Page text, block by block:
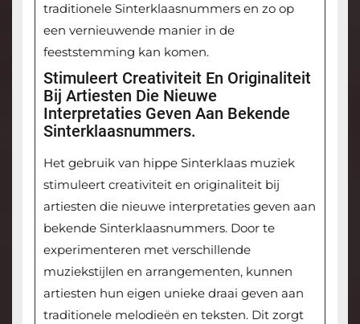
traditionele Sinterklaasnummers en zo op
een vernieuwende manier in de
feeststemming kan komen.
Stimuleert Creativiteit En Originaliteit
Bij Artiesten Die Nieuwe
Interpretaties Geven Aan Bekende
Sinterklaasnummers.
Het gebruik van hippe Sinterklaas muziek
stimuleert creativiteit en originaliteit bij
artiesten die nieuwe interpretaties geven aan
bekende Sinterklaasnummers. Door te
experimenteren met verschillende
muziekstijlen en arrangementen, kunnen
artiesten hun eigen unieke draai geven aan
traditionele melodieën en teksten. Dit zorgt